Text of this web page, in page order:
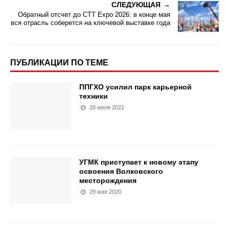
СЛЕДУЮЩАЯ
Обратный отсчет до CTT Expo 2026: в конце мая
вся отрасль соберется на ключевой выставке года
ПУБЛИКАЦИИ ПО ТЕМЕ
ППГХО усилил парк карьерной
техники
28 июля 2021
УГМК приступает к новому этапу
освоения Волковского
месторождения
29 мая 2020